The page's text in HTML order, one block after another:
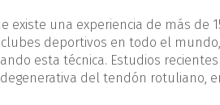
existe una experiencia de más de
deportivos en todo el
esta técnica. Estudios
del tendón rotuliano,